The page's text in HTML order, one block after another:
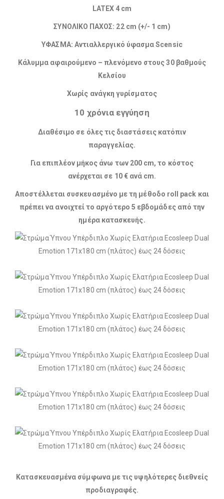
LATEX 4 cm
ΣΥΝΟΛΙΚΟ ΠΑΧΟΣ: 22 cm (+/- 1 cm)
ΥΦΑΣΜΑ: Αντιαλλεργικό ύφασμα Scensic
Κάλυμμα αφαιρούμενο – πλενόμενο στους 30 βαθμούς
Κελσίου
Χωρίς ανάγκη γυρίσματος
10 χρόνια εγγύηση
Διαθέσιμο σε όλες τις διαστάσεις κατόπιν
παραγγελίας.
Για επιπλέον μήκος άνω των 200 cm, το κόστος
ανέρχεται σε 10 € ανά cm.
Αποστέλλεται συσκευασμένο με τη μέθοδο roll pack και
πρέπει να ανοιχτεί το αργότερο 5 εβδομάδες από την
ημέρα κατασκευής.
Κατασκευασμένα σύμφωνα με τις υψηλότερες διεθνείς
προδιαγραφές​.